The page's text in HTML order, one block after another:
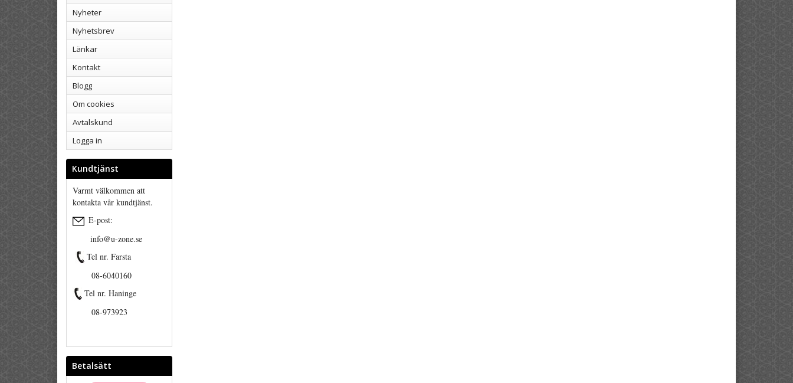
Nyheter
Nyhetsbrev
Länkar
Kontakt
Blogg
Om cookies
Avtalskund
Logga in
Kundtjänst
Varmt välkommen att
kontakta vår kundtjänst.
E-post:
info@u-zone.se
Tel nr. Farsta
08-6040160
Tel nr. Haninge
08-973923
Betalsätt